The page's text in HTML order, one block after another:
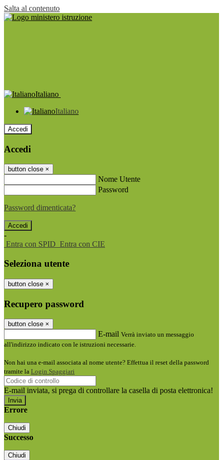
Salta al contenuto
Italiano
Italiano
Accedi
Accedi
button close ×
Nome Utente
Password
Password dimenticata?
-
Entra con SPID Entra con CIE
Seleziona utente
button close ×
Recupero password
button close ×
E-mail Verrà inviato un messaggio
all'indirizzo indicato con le istruzioni necessarie.
Non hai una e-mail associata al nome utente? Effettua il reset della password
tramite la Login Spaggiari
E-mail inviata, si prega di controllare la casella di posta elettronica!
Errore
Chiudi
Successo
Chiudi